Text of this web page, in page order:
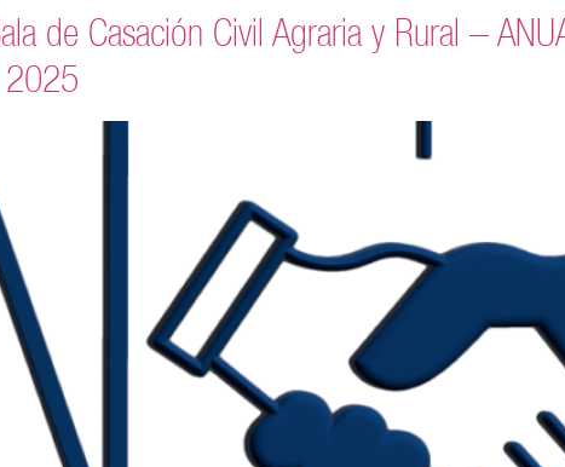
de Casación Civil Agraria y Rural –
2025